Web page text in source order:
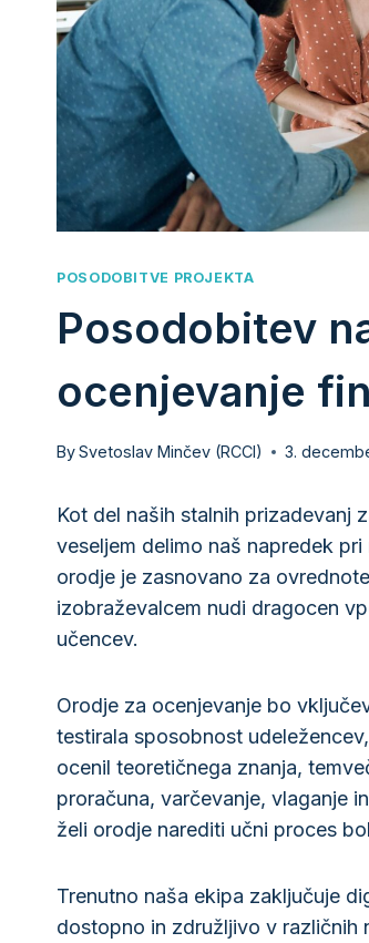
POSODOBITVE PROJEKTA
Posodobitev
ocenjevanje
BySvetoslav Minčev (RCCI) 3.
Kot del naših stalnih prizadevanj
veseljem delimo naš napredek
orodje je zasnovano za
izobraževalcem nudi dragocen
učencev.
Orodje za ocenjevanje bo
testirala sposobnost
ocenil teoretičnega znanja,
proračuna, varčevanje, vlaganje
želi orodje narediti učni proces
Trenutno naša ekipa zaključuje
dostopno in združljivo v različnih